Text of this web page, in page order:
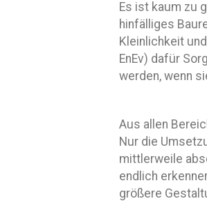
Es ist kaum zu
hinfälliges
Kleinlichkeit
EnEv) dafür
werden, wenn
Aus allen
Nur die
mittlerweile
endlich
größere